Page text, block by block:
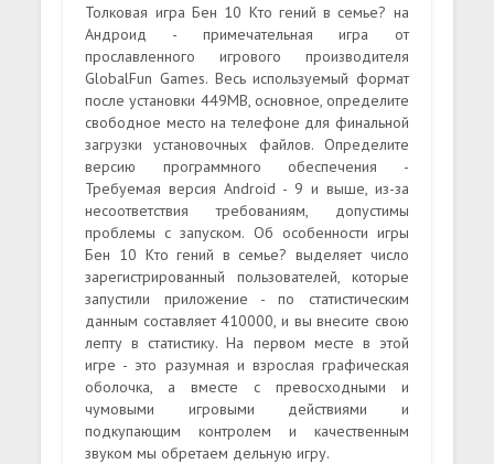
Толковая игра Бен 10 Кто гений в семье? на
Андроид - примечательная игра от
прославленного игрового производителя
GlobalFun Games. Весь используемый формат
после установки 449MB, основное, определите
свободное место на телефоне для финальной
загрузки установочных файлов. Определите
версию программного обеспечения -
Требуемая версия Android - 9 и выше, из-за
несоответствия требованиям, допустимы
проблемы с запуском. Об особенности игры
Бен 10 Кто гений в семье? выделяет число
зарегистрированный пользователей, которые
запустили приложение - по статистическим
данным составляет 410000, и вы внесите свою
лепту в статистику. На первом месте в этой
игре - это разумная и взрослая графическая
оболочка, а вместе с превосходными и
чумовыми игровыми действиями и
подкупающим контролем и качественным
звуком мы обретаем дельную игру.